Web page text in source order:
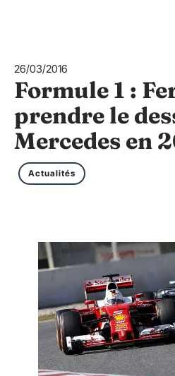
26/03/2016
Formule 1 :
prendre le
Mercedes en
Actualités